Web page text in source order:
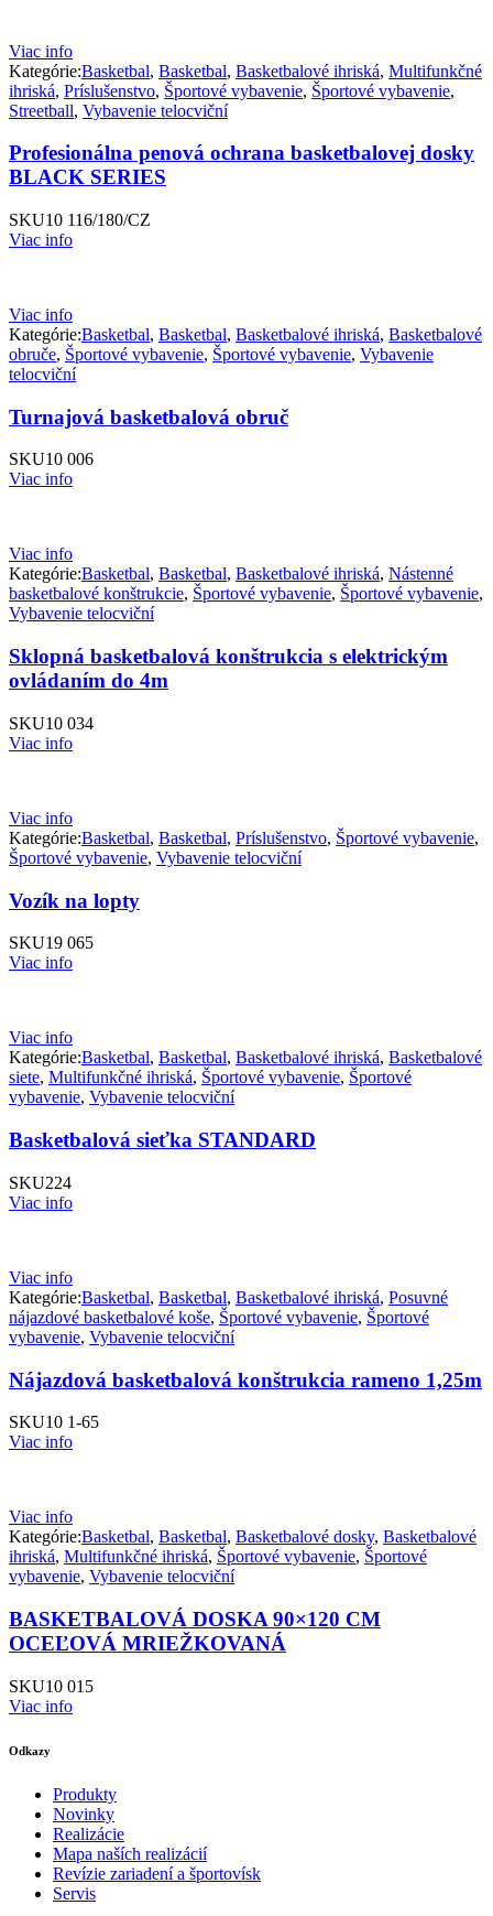
Viac info
Kategórie:Basketbal, Basketbal, Basketbalové ihriská, Multifunkčné
ihriská, Príslušenstvo, Športové vybavenie, Športové vybavenie,
Streetball, Vybavenie telocviční
Profesionálna penová ochrana basketbalovej dosky
BLACK SERIES
SKU10 116/180/CZ
Viac info
Viac info
Kategórie:Basketbal, Basketbal, Basketbalové ihriská, Basketbalové
obruče, Športové vybavenie, Športové vybavenie, Vybavenie
telocviční
Turnajová basketbalová obruč
SKU10 006
Viac info
Viac info
Kategórie:Basketbal, Basketbal, Basketbalové ihriská, Nástenné
basketbalové konštrukcie, Športové vybavenie, Športové vybavenie,
Vybavenie telocviční
Sklopná basketbalová konštrukcia s elektrickým
ovládaním do 4m
SKU10 034
Viac info
Viac info
Kategórie:Basketbal, Basketbal, Príslušenstvo, Športové vybavenie,
Športové vybavenie, Vybavenie telocviční
Vozík na lopty
SKU19 065
Viac info
Viac info
Kategórie:Basketbal, Basketbal, Basketbalové ihriská, Basketbalové
siete, Multifunkčné ihriská, Športové vybavenie, Športové
vybavenie, Vybavenie telocviční
Basketbalová sieťka STANDARD
SKU224
Viac info
Viac info
Kategórie:Basketbal, Basketbal, Basketbalové ihriská, Posuvné
nájazdové basketbalové koše, Športové vybavenie, Športové
vybavenie, Vybavenie telocviční
Nájazdová basketbalová konštrukcia rameno 1,25m
SKU10 1-65
Viac info
Viac info
Kategórie:Basketbal, Basketbal, Basketbalové dosky, Basketbalové
ihriská, Multifunkčné ihriská, Športové vybavenie, Športové
vybavenie, Vybavenie telocviční
BASKETBALOVÁ DOSKA 90×120 CM
OCEĽOVÁ MRIEŽKOVANÁ
SKU10 015
Viac info
Odkazy
Produkty
Novinky
Realizácie
Mapa naších realizácií
Revízie zariadení a športovísk
Servis